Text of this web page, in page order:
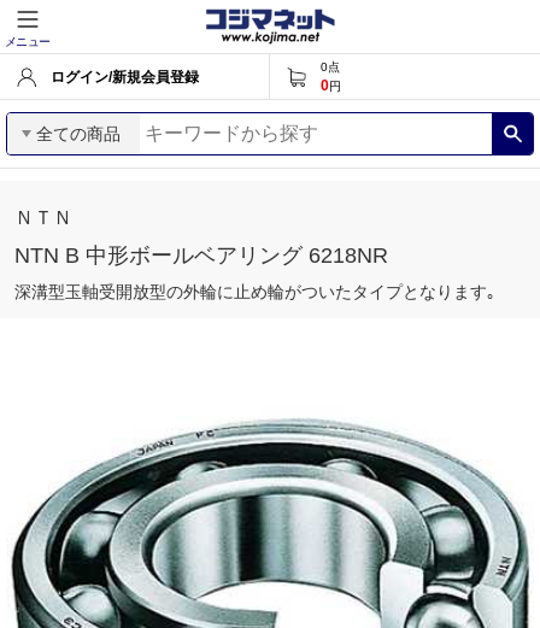
メニュー
ログイン/新規会員登録
0点
0円
全ての商品
ＮＴＮ
NTN B 中形ボールベアリング 6218NR
深溝型玉軸受開放型の外輪に止め輪がついたタイプとなります｡